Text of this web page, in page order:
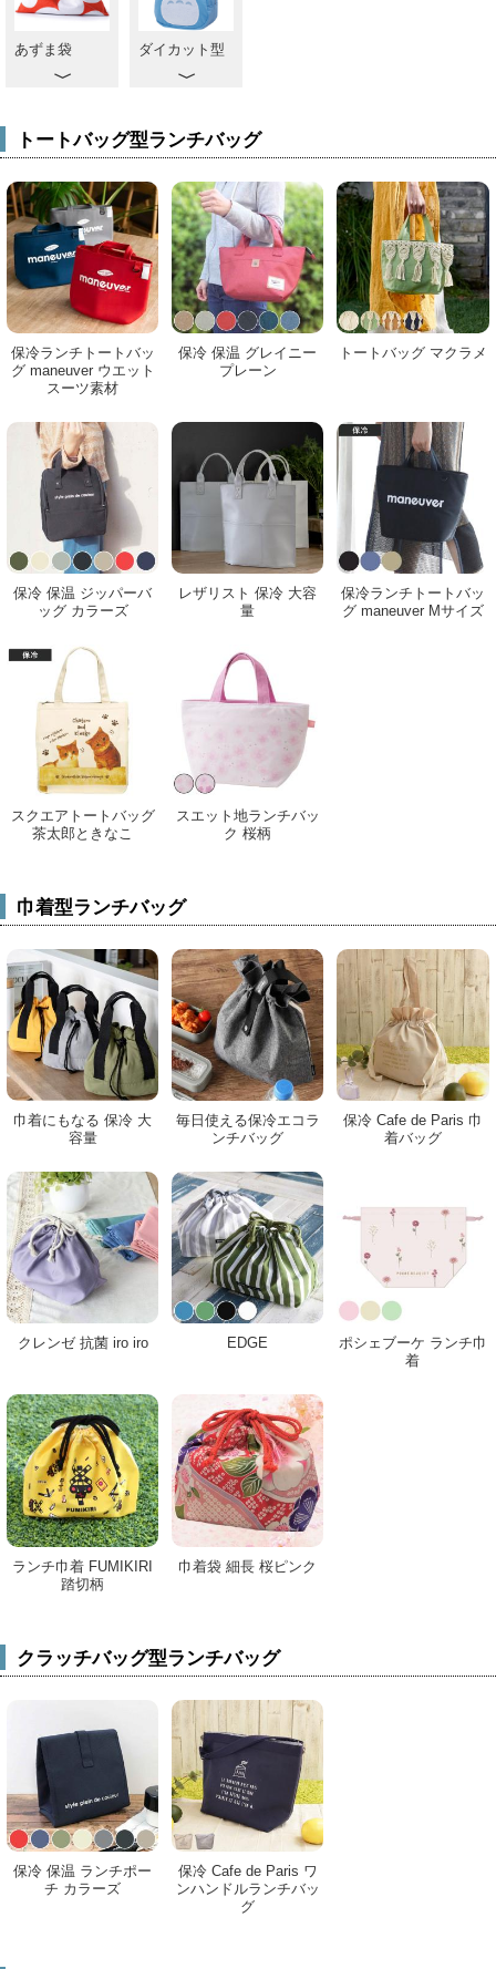
あずま袋 ダイカット型
トートバッグ型ランチバッグ
保冷ランチトートバッ
グ maneuver ウエット
スーツ素材
保冷 保温 グレイニー
プレーン
トートバッグ マクラメ
保冷 保温 ジッパーバ
ッグ カラーズ
レザリスト 保冷 大容
量
保冷ランチトートバッ
グ maneuver Mサイズ
スクエアトートバッグ
茶太郎ときなこ
スエット地ランチバッ
ク 桜柄
巾着型ランチバッグ
巾着にもなる 保冷 大
容量
毎日使える保冷エコラ
ンチバッグ
保冷 Cafe de Paris 巾
着バッグ
クレンゼ 抗菌 iro iro EDGE
ポシェブーケ ランチ巾
着
ランチ巾着 FUMIKIRI
踏切柄
巾着袋 細長 桜ピンク
クラッチバッグ型ランチバッグ
保冷 保温 ランチポー
チ カラーズ
保冷 Cafe de Paris ワ
ンハンドルランチバッ
グ